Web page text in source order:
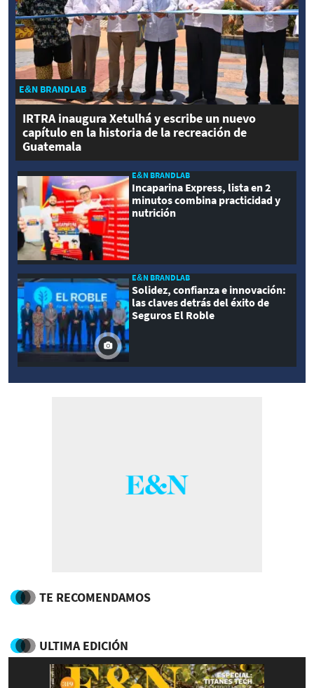
E&N BRANDLAB
IRTRA inaugura Xetulhá y escribe un nuevo
capítulo en la historia de la recreación de
Guatemala
E&N BRANDLAB
Incaparina Express, lista en 2
minutos combina practicidad y
nutrición
E&N BRANDLAB
Solidez, confianza e innovación:
las claves detrás del éxito de
Seguros El Roble
TE RECOMENDAMOS
ULTIMA EDICIÓN